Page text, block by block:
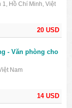
20 USD
1, Hồ Chí Minh, Việt
14 USD
- Văn phòng cho
Nam